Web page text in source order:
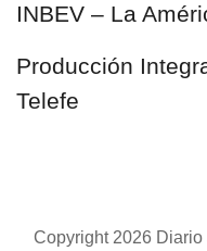
INBEV – La
Producción
Telefe
Copyright 2026